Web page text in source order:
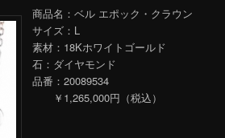
商品名：ベル エポック・クラウン
サイズ：L
素材：18Kホワイトゴールド
石：ダイヤモンド
品番：20089534
￥1,265,000円（税込）